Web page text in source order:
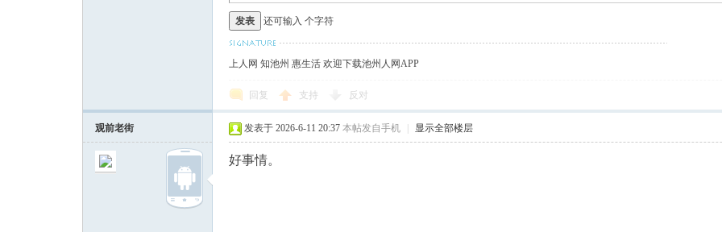
发表 还可输入 个字符
上人网 知池州 惠生活 欢迎下载池州人网APP
回复 支持 反对
观前老街 发表于 2026-6-11 20:37 本帖发自手机 显示全部楼层
好事情。